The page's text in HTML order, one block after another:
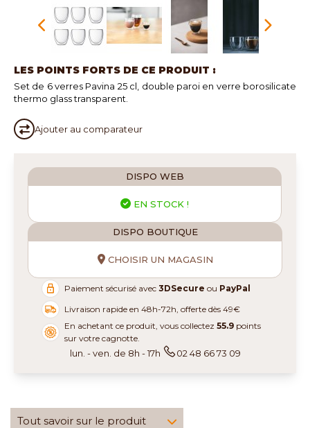
LES POINTS FORTS DE CE PRODUIT :
Set de 6 verres Pavina 25 cl, double paroi en verre borosilicate
thermo glass transparent.
Ajouter au comparateur
DISPO WEB
EN STOCK !
DISPO BOUTIQUE
CHOISIR UN MAGASIN
Paiement sécurisé avec3DSecure ou PayPal
Livraison rapide en 48h-72h, offerte dès 49€
En achetant ce produit, vous collectez55.9 points
sur votre cagnotte.
lun. - ven. de 8h - 17h 02 48 66 73 09
Tout savoir sur le produit